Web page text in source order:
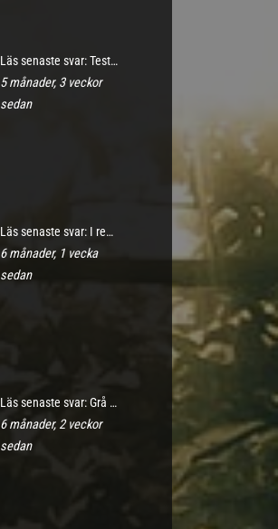
Läs senaste svar: Testar karaktärer
5 månader, 3 veckor
sedan
Läs senaste svar: I rebellernas läger
6 månader, 1 vecka
sedan
Läs senaste svar: Grå dag i Nirhamn (Brand)
6 månader, 2 veckor
sedan